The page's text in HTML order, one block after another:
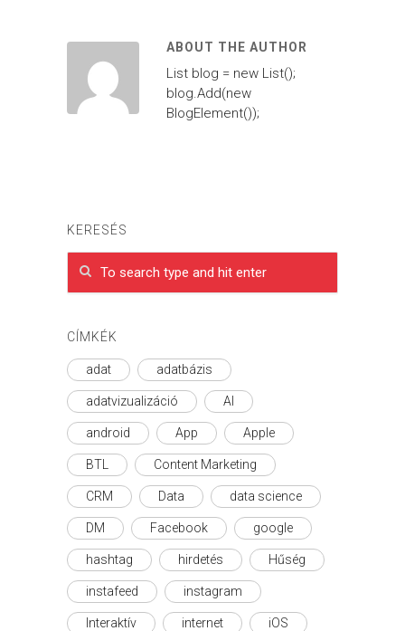
ABOUT THE AUTHOR
List blog = new List();
blog.Add(new
BlogElement());
KERESÉS
CÍMKÉK
adat adatbázis
adatvizualizáció AI
android App Apple
BTL Content Marketing
CRM Data data science
DM Facebook google
hashtag hirdetés Hűség
instafeed instagram
Interaktív internet iOS